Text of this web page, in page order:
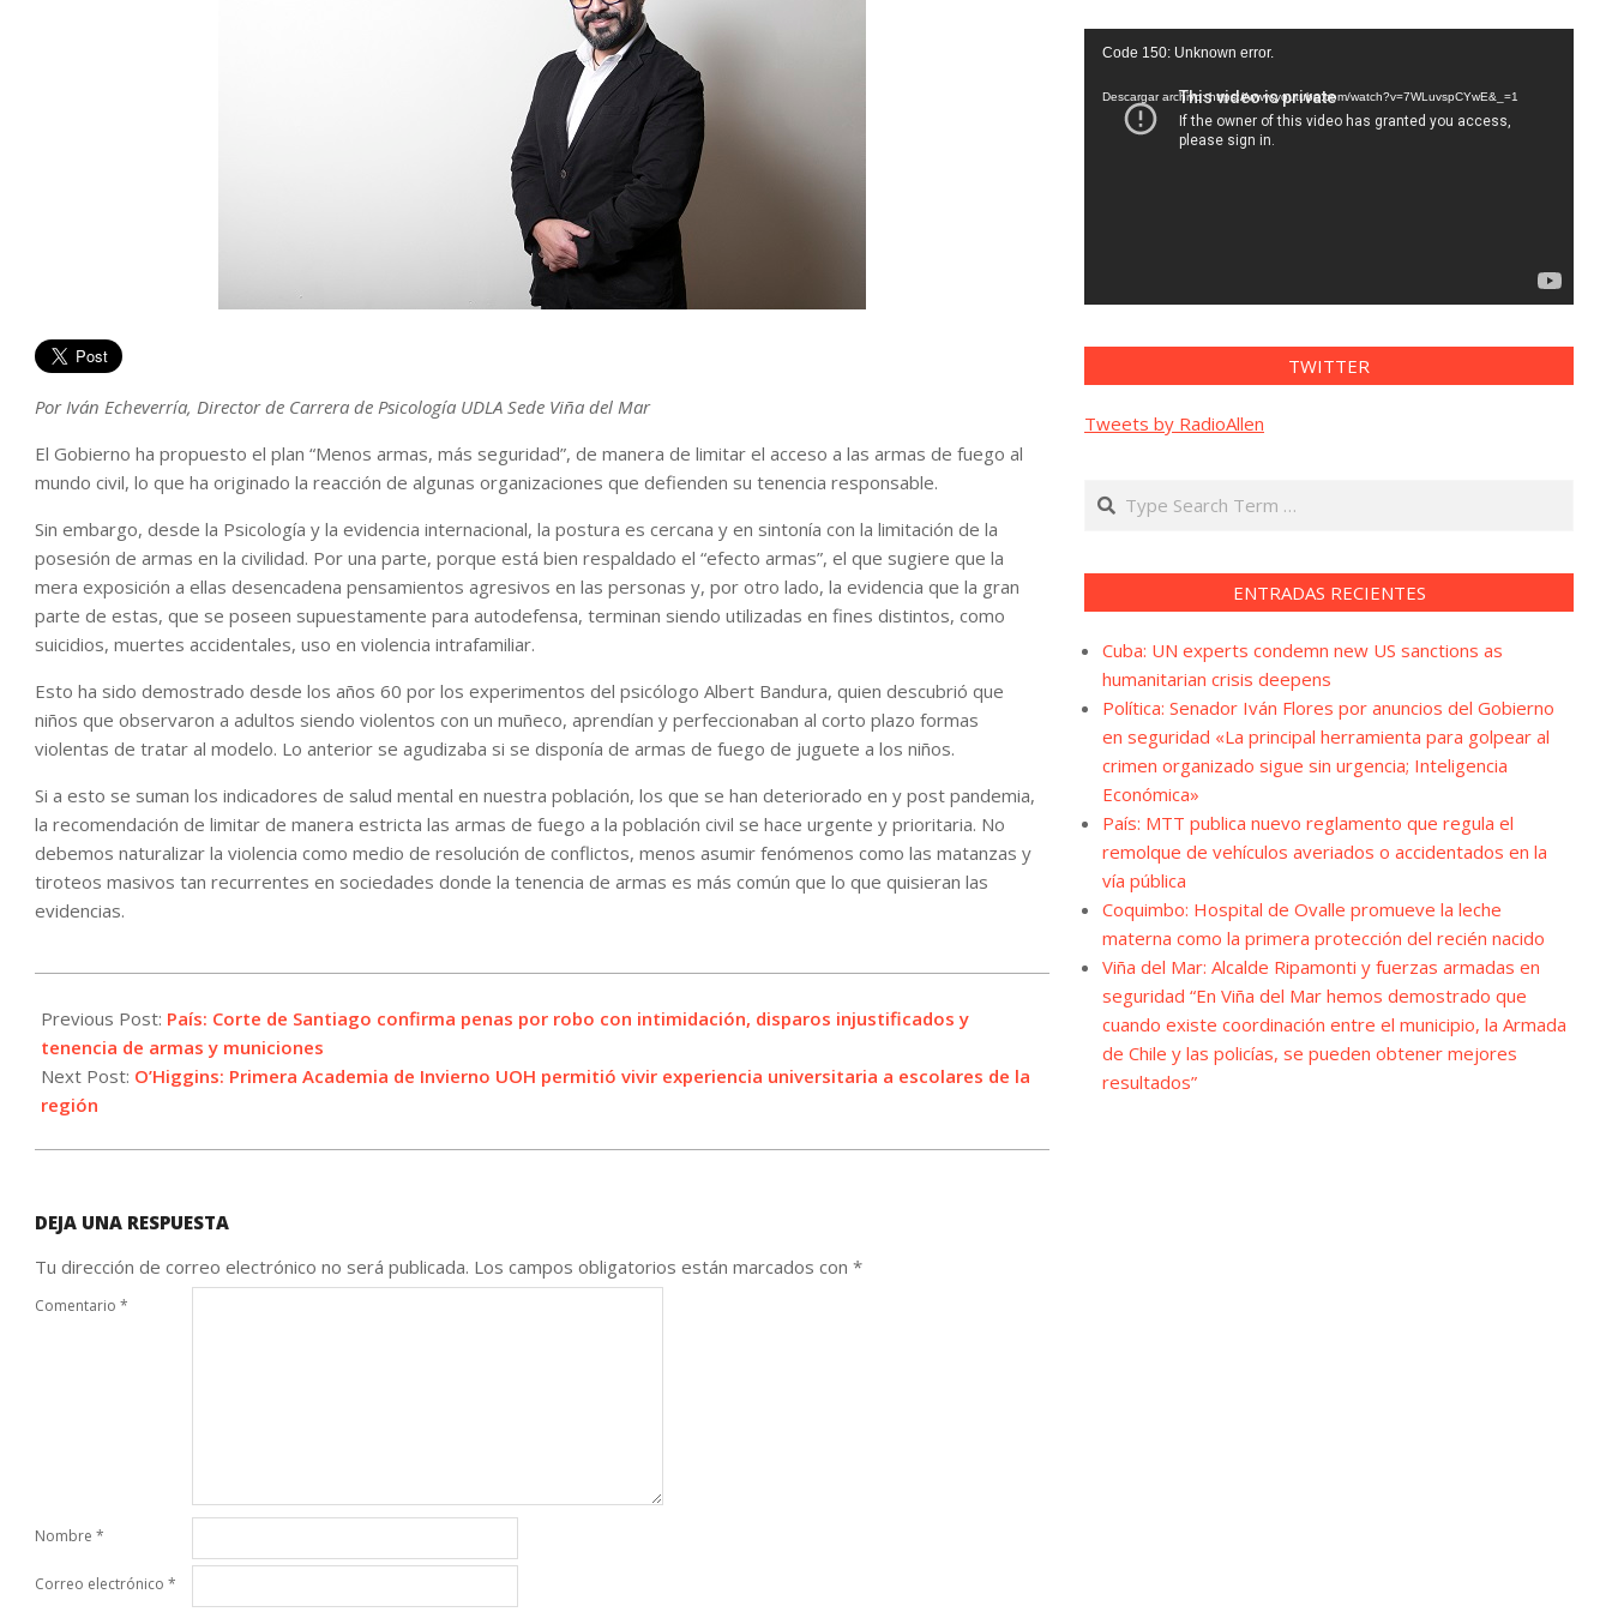
Por Iván Echeverría, Director de Carrera de Psicología UDLA Sede Viña del Mar
El Gobierno ha propuesto el plan “Menos armas, más seguridad”, de manera de limitar el acceso a las armas de fuego al
mundo civil, lo que ha originado la reacción de algunas organizaciones que defienden su tenencia responsable.
Sin embargo, desde la Psicología y la evidencia internacional, la postura es cercana y en sintonía con la limitación de la
posesión de armas en la civilidad. Por una parte, porque está bien respaldado el “efecto armas”, el que sugiere que la
mera exposición a ellas desencadena pensamientos agresivos en las personas y, por otro lado, la evidencia que la gran
parte de estas, que se poseen supuestamente para autodefensa, terminan siendo utilizadas en fines distintos, como
suicidios, muertes accidentales, uso en violencia intrafamiliar.
Esto ha sido demostrado desde los años 60 por los experimentos del psicólogo Albert Bandura, quien descubrió que
niños que observaron a adultos siendo violentos con un muñeco, aprendían y perfeccionaban al corto plazo formas
violentas de tratar al modelo. Lo anterior se agudizaba si se disponía de armas de fuego de juguete a los niños.
Si a esto se suman los indicadores de salud mental en nuestra población, los que se han deteriorado en y post pandemia,
la recomendación de limitar de manera estricta las armas de fuego a la población civil se hace urgente y prioritaria. No
debemos naturalizar la violencia como medio de resolución de conflictos, menos asumir fenómenos como las matanzas y
tiroteos masivos tan recurrentes en sociedades donde la tenencia de armas es más común que lo que quisieran las
evidencias.
07-
26
Previous Post: País: Corte de Santiago confirma penas por robo con intimidación, disparos injustificados y
tenencia de armas y municiones
Next Post: O’Higgins: Primera Academia de Invierno UOH permitió vivir experiencia universitaria a escolares de la
región
DEJA UNA RESPUESTA
Tu dirección de correo electrónico no será publicada. Los campos obligatorios están marcados con *
Comentario *
Nombre *
Correo electrónico *
Reproductor
vídeo
Code 150: Unknown error.
Descargar archivo: https://www.youtube.com/watch?v=7WLuvspCYwE&_=1
TWITTER
Tweets by RadioAllen
Search
ENTRADAS RECIENTES
Cuba: UN experts condemn new US sanctions as
humanitarian crisis deepens
Política: Senador Iván Flores por anuncios del Gobierno
en seguridad «La principal herramienta para golpear al
crimen organizado sigue sin urgencia; Inteligencia
Económica»
País: MTT publica nuevo reglamento que regula el
remolque de vehículos averiados o accidentados en la
vía pública
Coquimbo: Hospital de Ovalle promueve la leche
materna como la primera protección del recién nacido
Viña del Mar: Alcalde Ripamonti y fuerzas armadas en
seguridad “En Viña del Mar hemos demostrado que
cuando existe coordinación entre el municipio, la Armada
de Chile y las policías, se pueden obtener mejores
resultados”